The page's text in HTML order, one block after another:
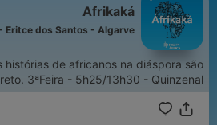
Afrikaká
Eritce dos Santos - Algarve
histórias de africanos na diáspora são
3ªFeira - 5h25/13h30 - Quinzenal